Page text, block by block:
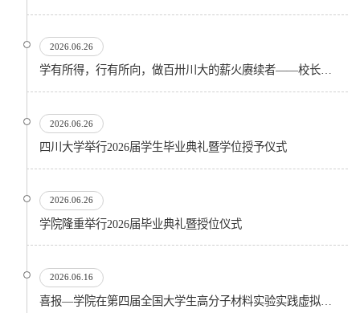
2026.06.26
学有所得，行有所向，做百卅川大的薪火赓续者——校长汪劲松在四川大学2026届学生毕业典礼上的...
2026.06.26
四川大学举行2026届学生毕业典礼暨学位授予仪式
2026.06.26
​学院隆重举行2026届毕业典礼暨授位仪式
2026.06.16